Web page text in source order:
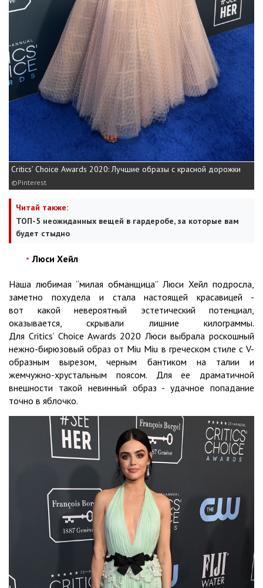
Critics’ Choice Awards 2020: Лучшие образы с красной дорожки
Pinterest
Читай также:
ТОП-5 неожиданных вещей в гардеробе, за которые вам
будет стыдно
Люси Хейл
Наша любимая “милая обманщица” Люси Хейл подросла,
заметно похудела и стала настоящей красавицей -
вот какой невероятный эстетический потенциал,
оказывается, скрывали лишние килограммы.
Для Critics’ Choice Awards 2020 Люси выбрала роскошный
нежно-бирюзовый образ от Miu Miu в греческом стиле с V-
образным вырезом, черным бантиком на талии и
жемчужно-хрустальным поясом. Для ее драматичной
внешности такой невинный образ - удачное попадание
точно в яблочко.